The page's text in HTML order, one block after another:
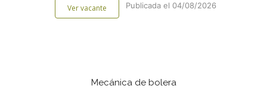
Ver vacante Publicada el 04/08/2026
Mecánica de bolera